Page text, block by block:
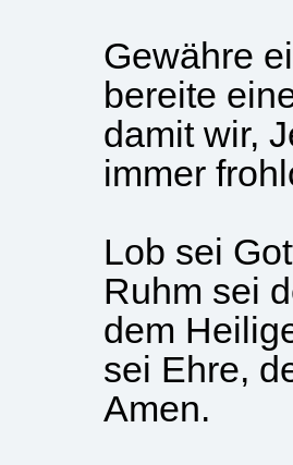
Gewähre
bereite
damit wir,
immer
Lob sei
Ruhm sei
dem
sei Ehre,
Amen.